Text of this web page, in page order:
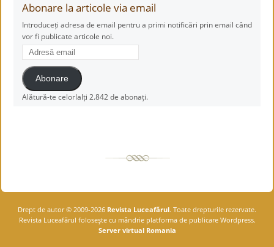
Abonare la articole via email
Introduceți adresa de email pentru a primi notificări prin email când
vor fi publicate articole noi.
Adresă
email
Abonare
Alătură-te celorlalți 2.842 de abonați.
Drept de autor © 2009-2026 Revista Luceafărul. Toate drepturile rezervate.
Revista Luceafărul foloseşte cu mândrie platforma de publicare Wordpress.
Server virtual Romania